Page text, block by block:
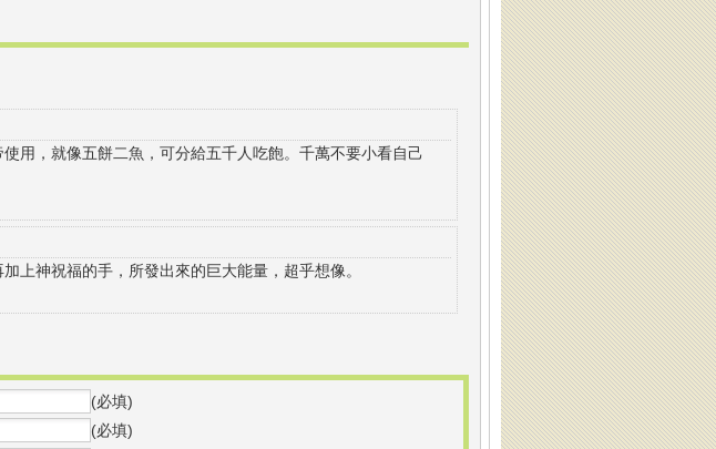
用，就像五餅二魚，可分給五千人吃飽。千萬不要小看自己
上神祝福的手，所發出來的巨大能量，超乎想像。
(必填)
(必填)